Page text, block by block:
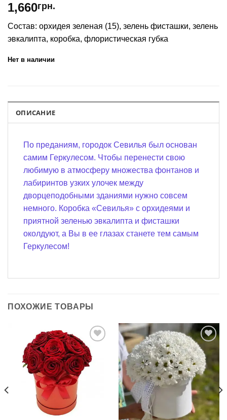
1,660грн.
Состав: орхидея зеленая (15), зелень фисташки, зелень
эвкалипта, коробка, флористическая губка
Нет в наличии
ОПИСАНИЕ
По преданиям, городок Севилья был основан
самим Геркулесом. Чтобы перенести свою
любимую в атмосферу множества фонтанов и
лабиринтов узких улочек между
дворцеподобными зданиями нужно совсем
немного. Коробка «Севилья» с орхидеями и
приятной зеленью эвкалипта и фисташки
околдуют, а Вы в ее глазах станете тем самым
Геркулесом!
ПОХОЖИЕ ТОВАРЫ
В
избранное
В
избранное